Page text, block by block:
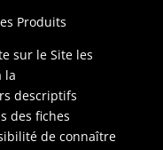
Produits
sur le Site les
la
descriptifs
des fiches
de connaître